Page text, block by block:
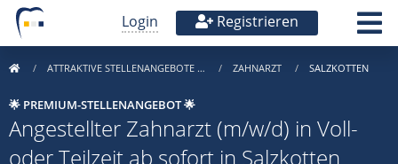
Login Registrieren
ATTRAKTIVE STELLENANGEBOTE … ZAHNARZT SALZKOTTEN
🌟 PREMIUM-STELLENANGEBOT 🌟
Angestellter Zahnarzt (m/w/d) in Voll-
oder Teilzeit ab sofort in Salzkotten